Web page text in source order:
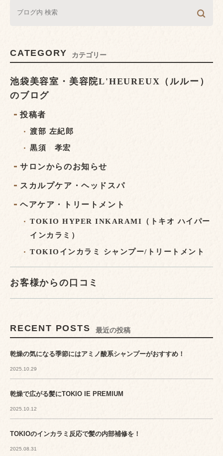
CATEGORY カテゴリー
池袋美容室・美容院L'HEUREUX（ルルー）
のブログ
投稿者
渡部 左紀郎
黒須 孝宏
サロンからのお知らせ
スカルプケア・ヘッドスパ
ヘアケア・トリートメント
TOKIO HYPER INKARAMI（トキオ ハイパー
インカラミ）
TOKIOインカラミ シャンプー/トリートメント
お客様からの口コミ
RECENT POSTS 最近の投稿
乾燥の気になる季節にはアミノ酸系シャンプーがおすすめ！
2025.10.29
乾燥で広がる髪にTOKIO IE PREMIUM
2025.10.12
TOKIOのインカラミ反応で髪の内部補修を！
2025.08.31